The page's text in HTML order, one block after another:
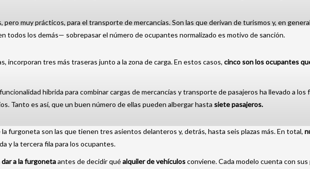
muy prácticos, para el transporte de mercancías. Son las que derivan de turismos y, en
todos los demás— sobrepasar el número de ocupantes normalizado es motivo de sanción.
incorporan tres más traseras junto a la zona de carga. En estos casos, cinco son los ocupantes
híbrida para combinar cargas de mercancías y transporte de pasajeros ha llevado a los
Tanto es así, que un buen número de ellas pueden albergar hasta siete pasajeros.
furgoneta son las que tienen tres asientos delanteros y, detrás, hasta seis plazas más. En total,
y la tercera fila para los ocupantes.
a la furgonetaantes de decidir quéalquiler de vehículosconviene. Cada modelo cuenta con